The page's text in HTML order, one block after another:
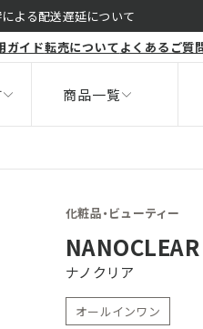
よる配送遅延について
ガイド転売についてよくあるご質
康食品
ボディ
商品一覧
化粧品・ ビューティー
ナノクリア
オールインワン